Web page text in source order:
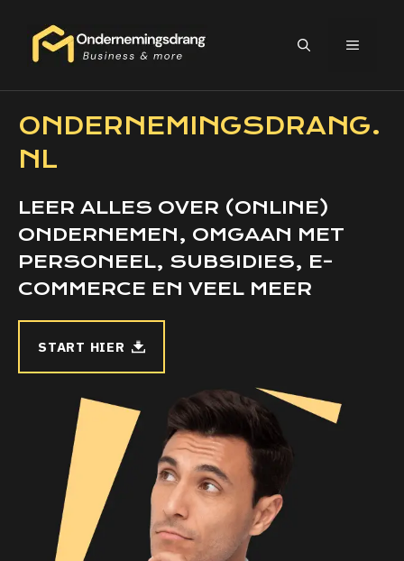
naar
inhoud
ONDERNEMINGSDRANG.
NL
LEER ALLES OVER (ONLINE)
ONDERNEMEN, OMGAAN MET
PERSONEEL, SUBSIDIES, E-
COMMERCE EN VEEL MEER
START HIER